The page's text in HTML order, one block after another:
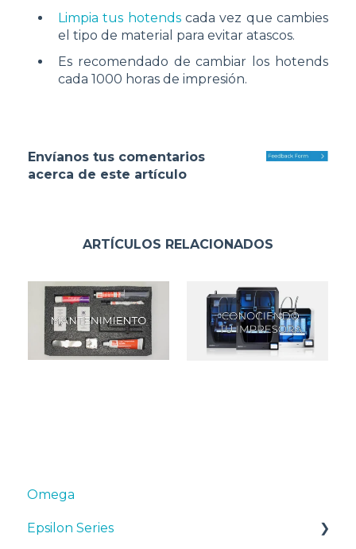
Limpia tus hotendscada vez que cambies
el tipo de material para evitar atascos.
Es recomendado de cambiar los hotends
cada 1000 horas de impresión.
Envíanos tus comentarios
acerca de este artículo
ARTÍCULOS RELACIONADOS
Omega
Epsilon Series